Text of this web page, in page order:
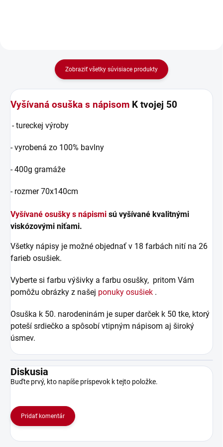
Zobraziť všetky súvisiace produkty
Vyšívaná osuška s nápisom K tvojej 50
- tureckej výroby
- vyrobená zo 100% bavlny
- 400g gramáže
- rozmer 70x140cm
Vyšívané osušky s nápismi sú vyšívané kvalitnými
viskózovými niťami.
Všetky nápisy je možné objednať v 18 farbách nití na 26
farieb osušiek.
Vyberte si farbu výšivky a farbu osušky, pritom Vám
pomôžu obrázky z našej ponuky osušiek .
Osuška k 50. narodeninám je super darček k 50 tke, ktorý
poteší srdiečko a spôsobí vtipným nápisom aj široký
úsmev.
Diskusia
Buďte prvý, kto napíše príspevok k tejto položke.
Pridať komentár